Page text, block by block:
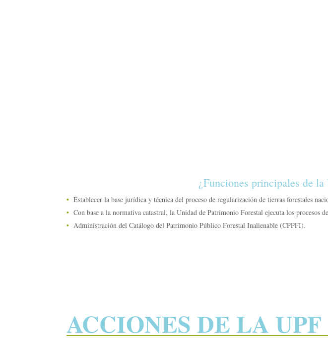
¿Funciones principales de
Establecer la base jurídica y técnica del proceso de regularización de tierras forestales
Con base a la normativa catastral, la Unidad de Patrimonio Forestal ejecuta los procesos
Administración del Catálogo del Patrimonio Público Forestal Inalienable (CPPFI).
ACCIONES DE LA UPF